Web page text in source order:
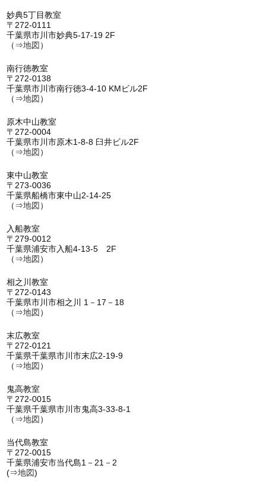
妙典5丁目教室
〒272-0111
千葉県市川市妙典5-17-19 2F
（⇒地図 ）
南行徳教室
〒272-0138
千葉県市川市南行徳3-4-10 KMビル2F
（⇒地図 ）
原木中山教室
〒272-0004
千葉県市川市原木1-8-8 臼井ビル2F
（⇒地図 ）
東中山教室
〒273-0036
千葉県船橋市東中山2-14-25
（⇒地図 ）
入船教室
〒279-0012
千葉県浦安市入船4-13-5 2F
（⇒地図 ）
相之川教室
〒272-0143
千葉県市川市相之川 1－17－18
（⇒地図 ）
末広教室
〒272-0121
千葉県千葉県市川市末広2-19-9
（⇒地図 ）
鬼高教室
〒272-0015
千葉県千葉県市川市鬼高3-33-8-1
（⇒地図 ）
当代島教室
〒272-0015
千葉県浦安市当代島1－21－2
(⇒地図)